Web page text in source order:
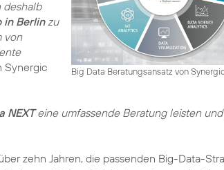
Big Data Beratungsansatz von
deshalb
in Berlinzu
von
Synergic
NEXTeine umfassende Beratung leisten
zehn Jahren, die passenden Big-Data-